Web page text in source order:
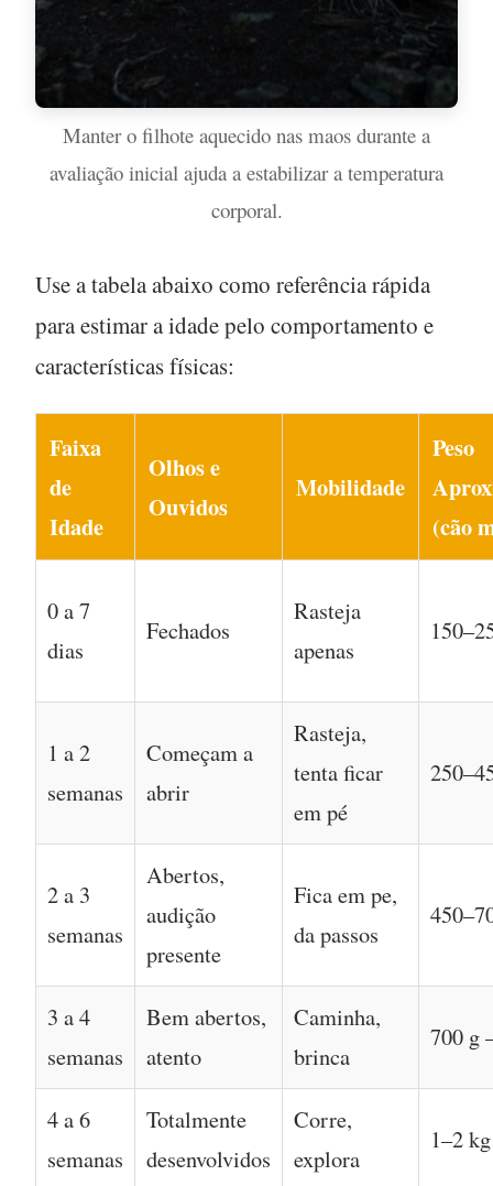
Manter o filhote aquecido nas maos durante a
avaliação inicial ajuda a estabilizar a temperatura
corporal.
Use a tabela abaixo como referência rápida
para estimar a idade pelo comportamento e
características físicas:
Faixa
de
Idade
Olhos e
Ouvidos
Mobilidade
Peso
(cão
0 a 7
dias
Fechados
Rasteja
apenas
1 a 2
semanas
Começam a
abrir
Rasteja,
tenta ficar
em pé
2 a 3
semanas
Abertos,
audição
presente
Fica em pe,
da passos
3 a 4
semanas
Bem abertos,
atento
Caminha,
brinca
700 g
4 a 6
semanas
Totalmente
desenvolvidos
Corre,
explora
1–2 kg